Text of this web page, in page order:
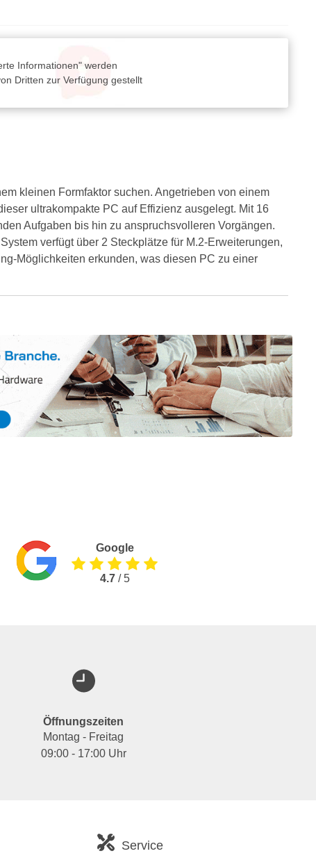
Informationen" werden
Dritten zur Verfügung gestellt
kleinen Formfaktor suchen. Angetrieben von einem
ultrakompakte PC auf Effizienz ausgelegt. Mit 16
Aufgaben bis hin zu anspruchsvolleren Vorgängen.
verfügt über 2 Steckplätze für M.2-Erweiterungen,
Möglichkeiten erkunden, was diesen PC zu einer
Google
4.7/ 5
Öffnungszeiten
Montag - Freitag
09:00 - 17:00 Uhr
Service